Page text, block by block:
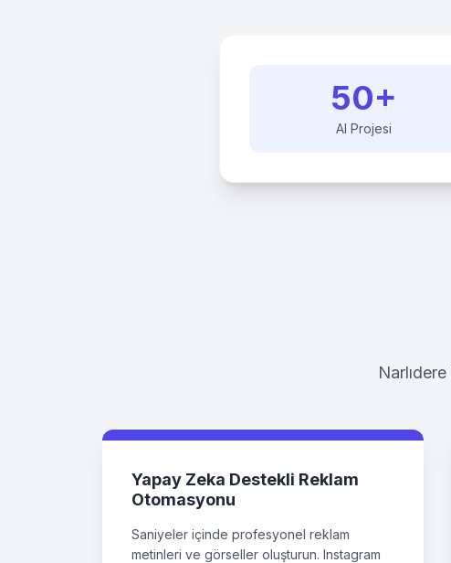
50+
AI Projesi
Narlıdere
Yapay Zeka Destekli Reklam
Otomasyonu
Saniyeler içinde profesyonel reklam
metinleri ve görseller oluşturun. Instagram